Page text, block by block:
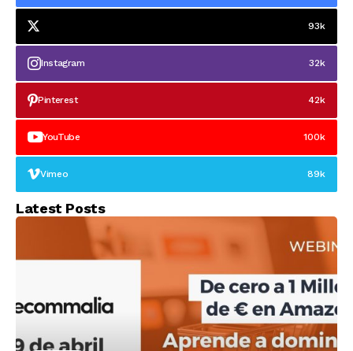
93k
Instagram 32k
Pinterest 42k
YouTube 100k
Vimeo 89k
Latest Posts